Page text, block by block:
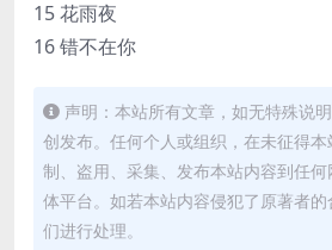
15 花雨夜
16 错不在你
声明：本站所有文章，如无特殊说
创发布。任何个人或组织，在未征得
制、盗用、采集、发布本站内容到任
体平台。如若本站内容侵犯了原著者
们进行处理。